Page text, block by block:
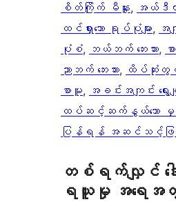
စိတ်ကြိုက် မီနူး, အယ်ဒီ
ထင်ရှားသော ရုပ်ပုံများ, အ
ပုံစံ, ဘယ်ဘက် ဘေးဘား,
ညာဘက် ဘေးဘား, ထိပ်ဆုံးတွင်
စာမူ, အခင်းအကျင်း ရွေးခ
ထပ်ဆင့်ဆက်နွယ်သော မှတ်
ပြန်ရန် အဆင်သင့်ဖ
တစ်ရက်လျှင် ဒ
ရယူမှု အရေအ